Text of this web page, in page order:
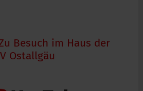
Besuch im Haus der
Ostallgäu